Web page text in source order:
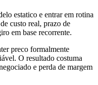
estatico e entrar em rotina
custo real, prazo de
em base recorrente.
preco formalmente
O resultado costuma
e perda de margem